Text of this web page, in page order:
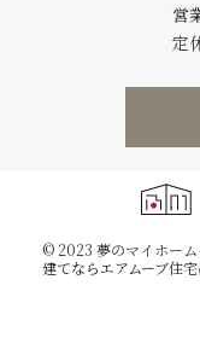
営
定
© 2023 夢のマイホーム
建てならエアムーブ住宅